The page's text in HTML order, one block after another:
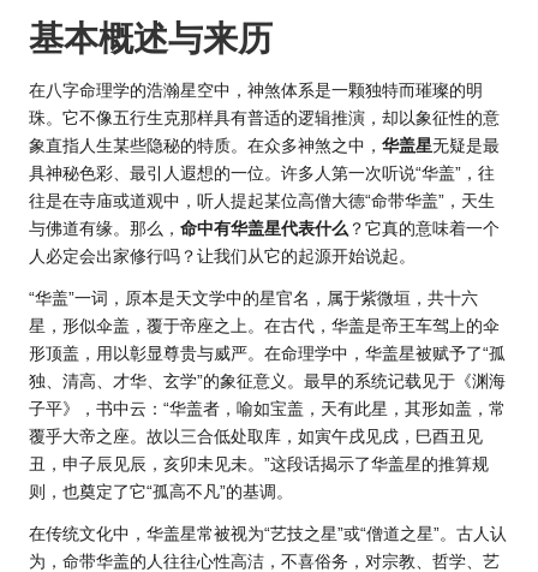
基本概述与来历
在八字命理学的浩瀚星空中，神煞体系是一颗独特而璀璨的明
珠。它不像五行生克那样具有普适的逻辑推演，却以象征性的意
象直指人生某些隐秘的特质。在众多神煞之中， 华盖星无疑是最
具神秘色彩、最引人遐想的一位。许多人第一次听说“华盖”，往
往是在寺庙或道观中，听人提起某位高僧大德“命带华盖”，天生
与佛道有缘。那么， 命中有华盖星代表什么 ？它真的意味着一个
人必定会出家修行吗？让我们从它的起源开始说起。
“华盖”一词，原本是天文学中的星官名，属于紫微垣，共十六
星，形似伞盖，覆于帝座之上。在古代，华盖是帝王车驾上的伞
形顶盖，用以彰显尊贵与威严。在命理学中，华盖星被赋予了“孤
独、清高、才华、玄学”的象征意义。最早的系统记载见于《渊海
子平》，书中云：“华盖者，喻如宝盖，天有此星，其形如盖，常
覆乎大帝之座。故以三合低处取库，如寅午戌见戌，巳酉丑见
丑，申子辰见辰，亥卯未见未。”这段话揭示了华盖星的推算规
则，也奠定了它“孤高不凡”的基调。
在传统文化中，华盖星常被视为“艺技之星”或“僧道之星”。古人认
为，命带华盖的人往往心性高洁，不喜俗务，对宗教、哲学、艺